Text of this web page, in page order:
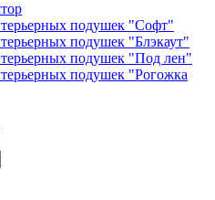
подушек "Софт"
подушек "Блэкаут"
подушек "Под лен"
подушек "Рогожка